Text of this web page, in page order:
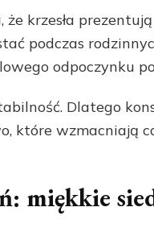
krzesła
podczas
odpoczynku
Dlatego
które wzmacniają
miękkie